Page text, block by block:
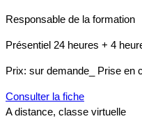
Responsable de la formation
Présentiel 24 heures + 4
Prix: sur demande_ Prise en
Consulter la fiche
A distance, classe virtuelle